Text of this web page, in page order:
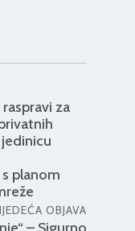
za
planom
OBJAVA